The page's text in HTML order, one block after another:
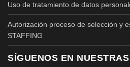
Uso de tratamiento de datos
Autorización proceso de selección y
STAFFING
SÍGUENOS EN